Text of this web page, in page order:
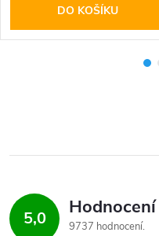
DO KOŠÍKU
5,0
9737 hodnocení